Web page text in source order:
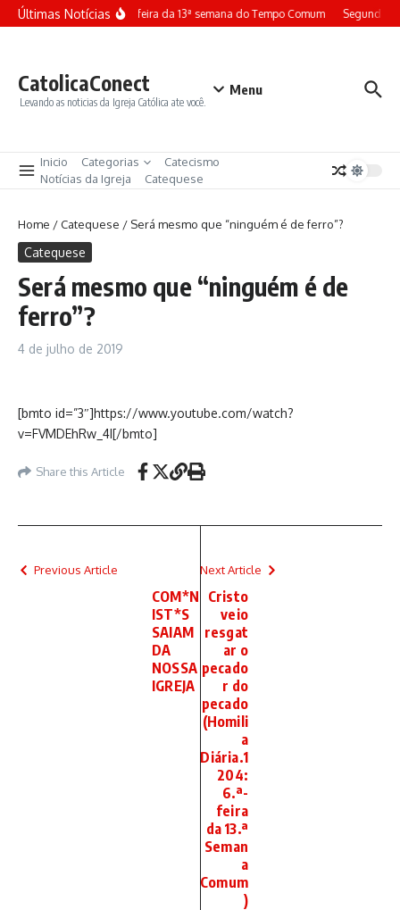
Ir para o conteúdo
Últimas NotíciasTerça-feira da 13ª semana do Tempo Comum Segunda-
CatolicaConect
Levando as noticias da Igreja Católica ate você.
Menu
Inicio Categorias
Catecismo
Notícias da Igreja
Catequese
Home /Catequese / Será mesmo que “ninguém é de ferro”?
Catequese
Será mesmo que “ninguém é de
ferro”?
4 de julho de 2019
[bmto id=”3″]https://www.youtube.com/watch?
v=FVMDEhRw_4I[/bmto]
Share this Article
Previous Article
COM*N
IST*S
SAIAM
DA
NOSSA
IGREJA
Next Article
Cristo
veio
resgat
ar o
pecado
r do
pecado
(Homili
a
Diária.1
204:
6.ª-
feira
da 13.ª
Seman
a
Comum
)